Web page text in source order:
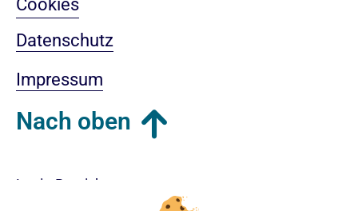
Cookies
Datenschutz
Impressum
Nach oben
Login-Bereich